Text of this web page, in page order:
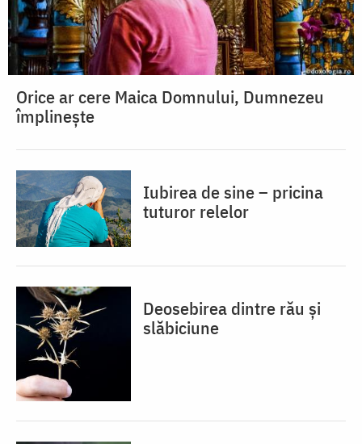
Orice ar cere Maica Domnului, Dumnezeu
împlinește
Iubirea de sine – pricina
tuturor relelor
Deosebirea dintre rău și
slăbiciune